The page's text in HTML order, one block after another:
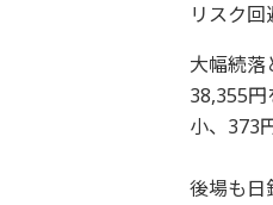
リスク回
大幅続落
38,355
小、373
後場も日